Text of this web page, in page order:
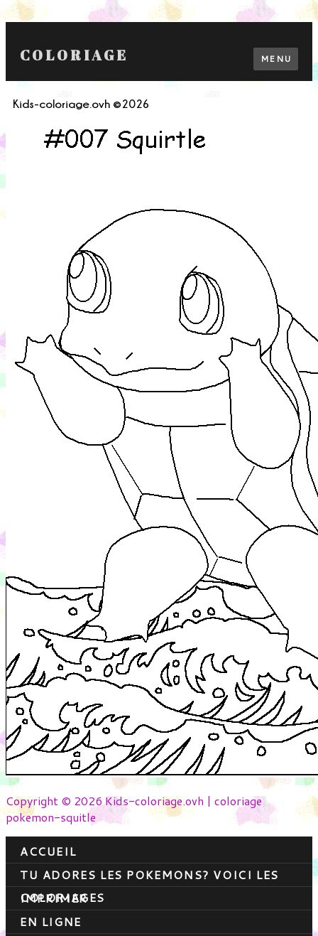
COLORIAGE MENU
Copyright © 2026 Kids-coloriage.ovh | coloriage
pokemon-squitle
ACCUEIL
TU ADORES LES POKEMONS? VOICI LES
COLORIAGES
IMPRIMER
EN LIGNE